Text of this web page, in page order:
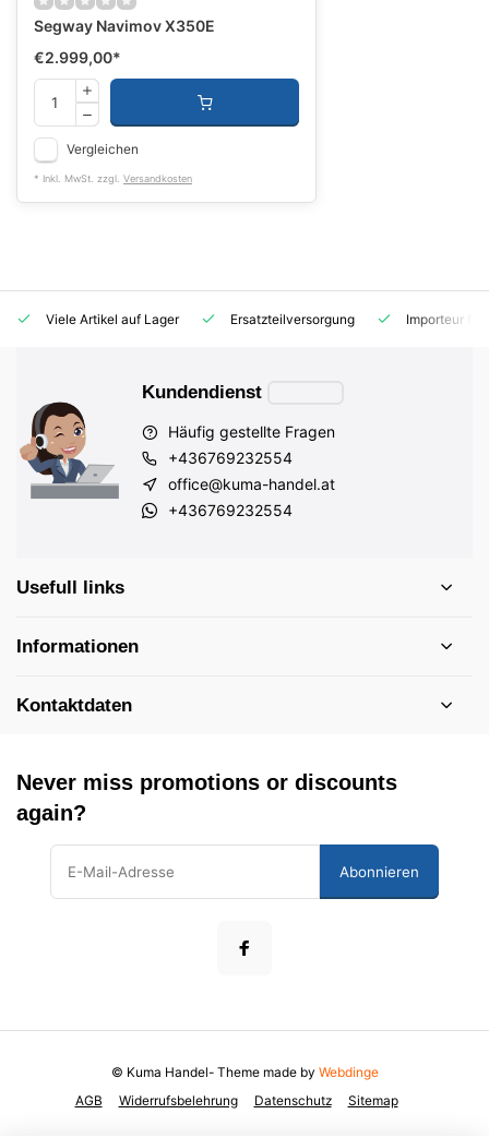
Segway Navimov X350E
€2.999,00*
Vergleichen
* Inkl. MwSt. zzgl. Versandkosten
Viele Artikel auf Lager Ersatzteilversorgung Importeur für
Kundendienst
Häufig gestellte Fragen
+436769232554
office@kuma-handel.at
+436769232554
Usefull links
Informationen
Kontaktdaten
Never miss promotions or discounts
again?
Abonnieren
AGB Widerrufsbelehrung Datenschutz Sitemap
© Kuma Handel- Theme made by Webdinge